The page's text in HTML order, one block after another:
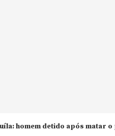
homem detido após matar